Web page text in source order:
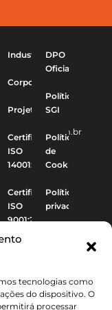
tecnologias como
do dispositivo. O
processar
Industriais
Corporativo
Projetos
Certificado
ISO
14001:2015
Certificado
ISO
9001:2015
DPO
Oficial
Política
SGI
Política
de
Cookies
Política de
privacidade